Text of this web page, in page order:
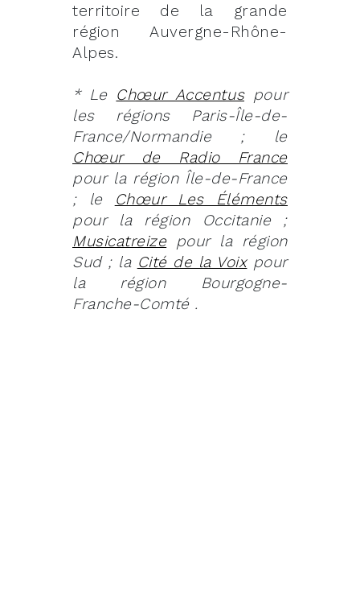
territoire de la grande
région Auvergne-Rhône-
Alpes.
* Le Chœur Accentuspour
les régions Paris-Île-de-
France/Normandie ; le
Chœur de Radio France
pour la région Île-de-France
; le
Chœur Les Éléments
pour la région Occitanie ;
Musicatreizepour la région
Sud ; la Cité de la Voixpour
la région Bourgogne-
Franche-Comté .